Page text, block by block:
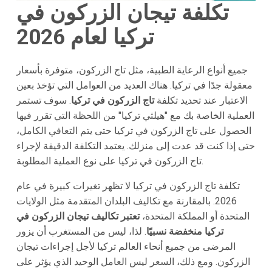
تكلفة تيجان الزركون في
تركيا لعام 2026
جميع أنواع الرعاية الطبية، مثل تاج الزركون، متوفرة بأسعار
معقولة جدًا في تركيا. هناك العديد من العوامل التي تؤخذ بعين
الاعتبار عند تحديد تكلفةتاج الزركون في تركيا. سوف تستمر
العملية الخاصة بك مع "هيلثي تركيا" من اللحظة التي تقرر فيها
الحصول على تاج الزركون في تركيا حتى يتم التعافي الكامل،
حتى إذا كنت قد عدت إلى منزلك. يعتمد التكلفة الدقيقة لإجراء
تاج الزركون في تركيا على نوع العملية المطلوبة.
تكلفة تاج الزركون في تركيا لا تظهر تغيرات كبيرة في عام
2026. بالمقارنة مع تكاليف البلدان المتقدمة مثل الولايات
المتحدة أو المملكة المتحدة،تعتبر تكاليف تيجان الزركون في
تركيا منخفضة نسبيًا. لذا، ليس من المستغرب أن يزور
المرضى من جميع أنحاء العالم تركيا لأجل إجراءات تيجان
الزركون. ومع ذلك، السعر ليس العامل الوحيد الذي يؤثر على